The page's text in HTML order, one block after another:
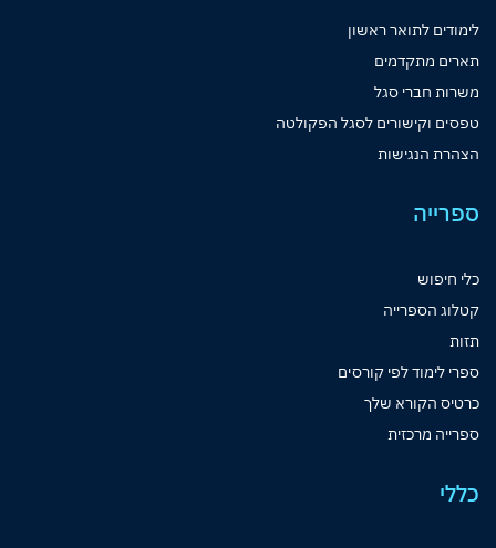
לימודים לתואר ראשון
תארים מתקדמים
משרות חברי סגל
טפסים וקישורים לסגל הפקולטה
הצהרת הנגישות
ספרייה
כלי חיפוש
קטלוג הספרייה
תזות
ספרי לימוד לפי קורסים
כרטיס הקורא שלך
ספרייה מרכזית
כללי